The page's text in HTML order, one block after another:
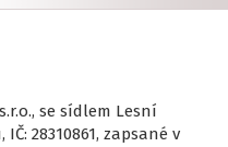
se sídlem Lesní
28310861, zapsané v